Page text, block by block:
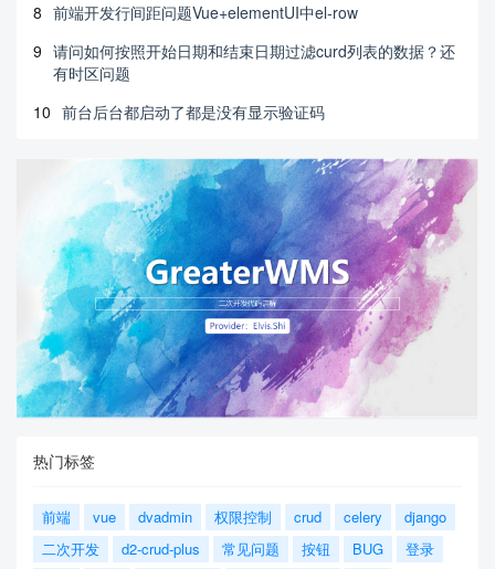
8 前端开发行间距问题Vue+elementUI中el-row
9 请问如何按照开始日期和结束日期过滤curd列表的数据？还
有时区问题
10 前台后台都启动了都是没有显示验证码
热门标签
前端 vue dvadmin 权限控制 crud celery
django
二次开发
d2-crud-plus 常见问题 按钮 BUG
登录